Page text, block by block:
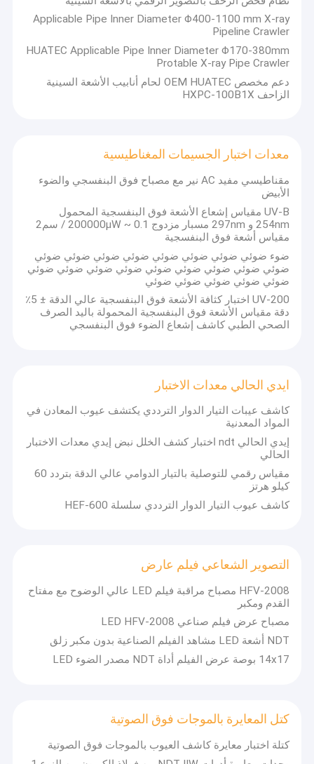
منتجات
معلومات عنا
Applicable Pipe Inner Diameter Φ400-1100 mm X-ray
Pipeline Crawler
HUATEC Applicable Pipe Inner Diameter Φ170-380mm
Protable X-ray Pipe Crawler
دعم مخصص OEM HUATEC لحام أنابيب الأشعة السينية
الزاحف HXPC-100B1X
معدات اختبار الجسيمات المغناطيسية
مقناطيسي مفيد AC نير مع مصباح فوق البنفسجي والضوء
الأبيض
UV-B مقياس إشعاع الأشعة فوق البنفسجية المحمول
254nm و 297nm مسبار مزدوج 0.1 ~ 200000μW / سم2
مقياس أشعة فوق البنفسجية
ضوء ضوئي ضوئي ضوئي ضوئي ضوئي ضوئي ضوئي ضوئي
ضوئي ضوئي ضوئي ضوئي ضوئي ضوئي ضوئي ضوئي ضوئي
ضوئي ضوئي ضوئي ضوئي ضوئي
UV-200 اختبار كثافة الأشعة فوق البنفسجية عالي الدقة ± 5٪
دقة مقياس الأشعة فوق البنفسجية المحمولة باليد الصرف
الصحي الطبي كاشف إشعاع الضوء فوق البنفسجي
ايدي الحالي معدات الاختبار
كاشف عيبات التيار الدوار الترددي يكتشف عيوب المعادن في
المواد المعدنية
إيدي الحالي ndt اختبار كشف الخلل نبض إيدي معدات الاختبار
الحالي
مقياس رقمي للتوصلية بالتيار الدوامي عالي الدقة بتردد 60
كيلو هرتز
كاشف عيوب التيار الدوار الترددي سلسلة HEF-600
التصوير الشعاعي فيلم عارض
HFV-2008 مصباح مراقبة فيلم LED عالي الوضوح مع مفتاح
القدم ومكبر
مصباح عرض فيلم صناعي LED HFV-2008
NDT أشعة LED مشاهد الفيلم الصناعية بدون مكبر زلق
14x17 بوصة عرض الفيلم أداة NDT مصدر الضوء LED
كتل المعايرة بالموجات فوق الصوتية
كتلة اختبار معايرة كاشف العيوب بالموجات فوق الصوتية
China.
تجمع مجموعة HUATEC بين كل R / D ومزايا الإنتاج لجميع الشركات التابعة
لها ، وتستفيد من خبرتها التسويقية ومبيعاتها في السوق العالمية ، وتساهم في تقديم
معظم المنتجات والخدمات التنافسية المؤهلة إلى الأسواق الدولية.
تتكون مجموعة منتجات HUATEC من جميع أنواع معدات اختبار المعادن وغير المعدنية